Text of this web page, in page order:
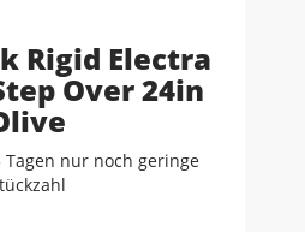
Rigid Electra
Over 24in
nur noch geringe